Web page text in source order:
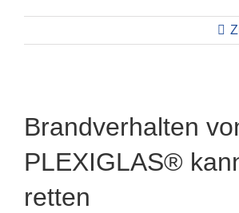
Brandverhalten
PLEXIGLAS®
retten